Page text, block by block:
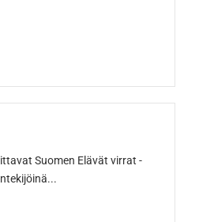
Suomen Elävät virrat -